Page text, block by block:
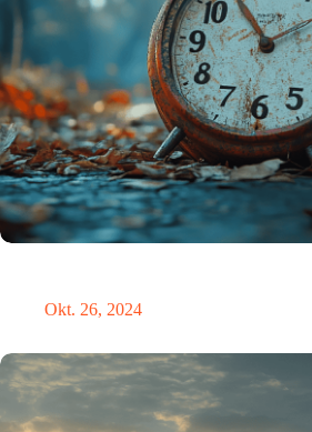
Okt. 26, 2024